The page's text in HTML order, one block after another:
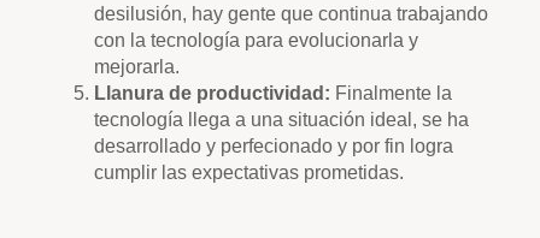
desilusión, hay gente que continua trabajando
con la tecnología para evolucionarla y
mejorarla.
Llanura de productividad: Finalmente la
tecnología llega a una situación ideal, se ha
desarrollado y perfecionado y por fin logra
cumplir las expectativas prometidas.